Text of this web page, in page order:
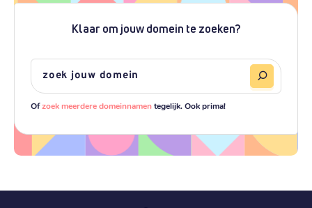
Klaar om jouw domein te zoeken?
Ofzoek meerdere domeinnamentegelijk. Ook prima!